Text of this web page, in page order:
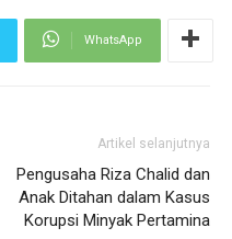
WhatsApp
Artikel selanjutnya
Pengusaha Riza Chalid dan
Anak Ditahan dalam Kasus
Korupsi Minyak Pertamina